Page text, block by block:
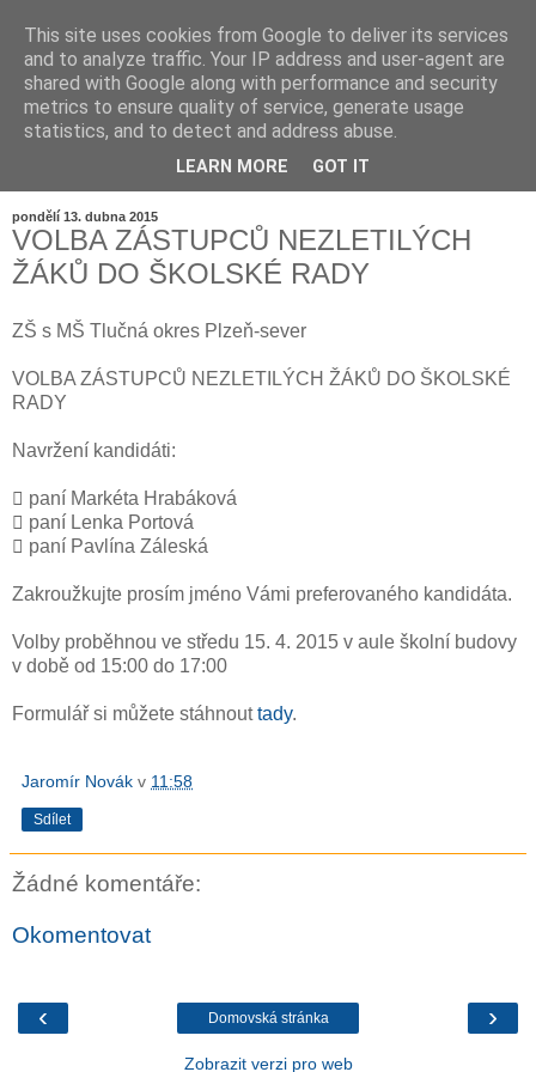
pondělí 13. dubna 2015
VOLBA ZÁSTUPCŮ NEZLETILÝCH
ŽÁKŮ DO ŠKOLSKÉ RADY
ZŠ s MŠ Tlučná okres Plzeň-sever
VOLBA ZÁSTUPCŮ NEZLETILÝCH ŽÁKŮ DO ŠKOLSKÉ
RADY
Navržení kandidáti:
 paní Markéta Hrabáková
 paní Lenka Portová
 paní Pavlína Záleská
Zakroužkujte prosím jméno Vámi preferovaného kandidáta.
Volby proběhnou ve středu 15. 4. 2015 v aule školní budovy
v době od 15:00 do 17:00
Formulář si můžete stáhnouttady.
Jaromír Novák v 11:58
Sdílet
Žádné komentáře:
Okomentovat
‹ ›
Domovská stránka
Zobrazit verzi pro web
This site uses cookies from Google to deliver its services
and to analyze traffic. Your IP address and user-agent are
shared with Google along with performance and security
metrics to ensure quality of service, generate usage
statistics, and to detect and address abuse.
LEARN MORE GOT IT